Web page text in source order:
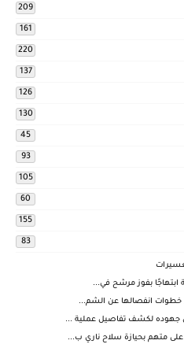
209
161
220
137
126
130
45
93
105
60
155
83
ابتهاجًا بفوز مرشح في...
خطوات انفصالها عن الشم...
جهوده لكشف تفاصيل عملية ...
متهم بحيازة سلاح ناري ب...